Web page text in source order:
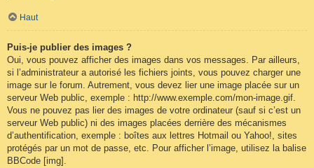
Haut
Puis-je publier des images ?
Oui, vous pouvez afficher des images dans vos messages. Par ailleurs,
si l’administrateur a autorisé les fichiers joints, vous pouvez charger une
image sur le forum. Autrement, vous devez lier une image placée sur un
serveur Web public, exemple : http://www.exemple.com/mon-image.gif.
Vous ne pouvez pas lier des images de votre ordinateur (sauf si c’est un
serveur Web public) ni des images placées derrière des mécanismes
d’authentification, exemple : boîtes aux lettres Hotmail ou Yahoo!, sites
protégés par un mot de passe, etc. Pour afficher l’image, utilisez la balise
BBCode [img].